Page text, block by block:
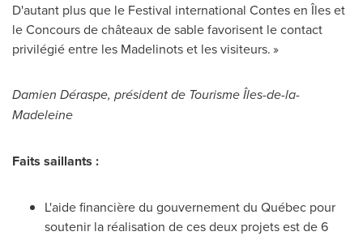
D'autant plus que le Festival international Contes en Îles et
le Concours de châteaux de sable favorisent le contact
privilégié entre les Madelinots et les visiteurs. »
Damien Déraspe, président de Tourisme Îles-de-la-
Madeleine
Faits saillants :
L'aide financière du gouvernement du Québec pour
soutenir la réalisation de ces deux projets est de 6